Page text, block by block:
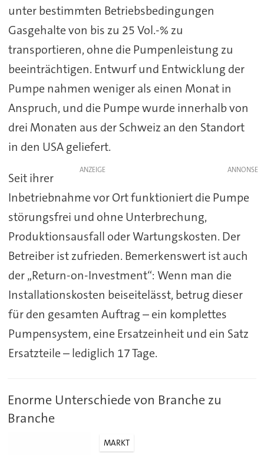
unter bestimmten Betriebsbedingungen
Gasgehalte von bis zu 25 Vol.-% zu
transportieren, ohne die Pumpenleistung zu
beeinträchtigen. Entwurf und Entwicklung der
Pumpe nahmen weniger als einen Monat in
Anspruch, und die Pumpe wurde innerhalb von
drei Monaten aus der Schweiz an den Standort
in den USA geliefert.
ANZEIGE
Seit ihrer
Inbetriebnahme vor Ort funktioniert die Pumpe
störungsfrei und ohne Unterbrechung,
Produktionsausfall oder Wartungskosten. Der
Betreiber ist zufrieden. Bemerkenswert ist auch
der „Return-on-Investment“: Wenn man die
Installationskosten beiseitelässt, betrug dieser
für den gesamten Auftrag – ein komplettes
Pumpensystem, eine Ersatzeinheit und ein Satz
Ersatzteile – lediglich 17 Tage.
Enorme Unterschiede von Branche zu
Branche
MARKT